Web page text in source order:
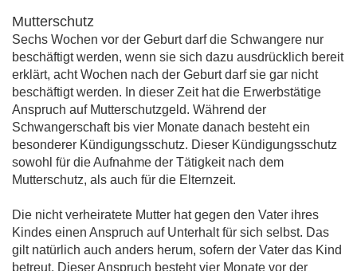
Mutterschutz
Sechs Wochen vor der Geburt darf die Schwangere nur
beschäftigt werden, wenn sie sich dazu ausdrücklich bereit
erklärt, acht Wochen nach der Geburt darf sie gar nicht
beschäftigt werden. In dieser Zeit hat die Erwerbstätige
Anspruch auf Mutterschutzgeld. Während der
Schwangerschaft bis vier Monate danach besteht ein
besonderer Kündigungsschutz. Dieser Kündigungsschutz
sowohl für die Aufnahme der Tätigkeit nach dem
Mutterschutz, als auch für die Elternzeit.
Die nicht verheiratete Mutter hat gegen den Vater ihres
Kindes einen Anspruch auf Unterhalt für sich selbst. Das
gilt natürlich auch anders herum, sofern der Vater das Kind
betreut. Dieser Anspruch besteht vier Monate vor der